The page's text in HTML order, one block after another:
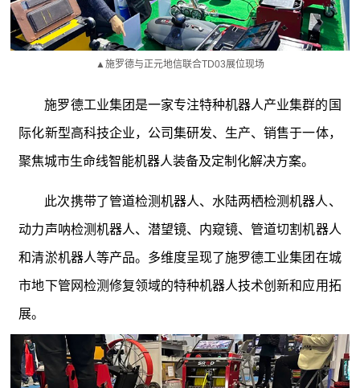
▲施罗德与正元地信联合TD03展位现场
施罗德工业集团是一家专注特种机器人产业集群的国
际化新型高科技企业，公司集研发、生产、销售于一体，
聚焦城市生命线智能机器人装备及定制化解决方案。
此次携带了管道检测机器人、水陆两栖检测机器人、
动力声呐检测机器人、潜望镜、内窥镜、管道切割机器人
和清淤机器人等产品。多维度呈现了施罗德工业集团在城
市地下管网检测修复领域的特种机器人技术创新和应用拓
展。